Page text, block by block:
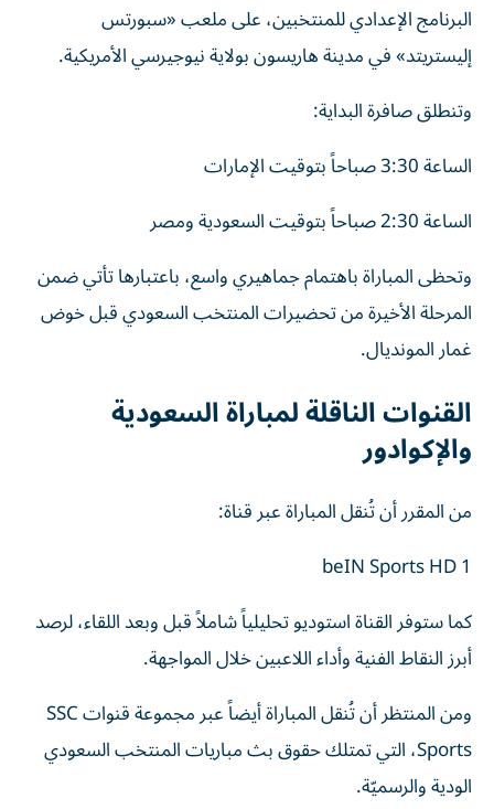
البرنامج الإعدادي للمنتخبين، على ملعب «سبورتس
إليستريتد» في مدينة هاريسون بولاية نيوجيرسي الأمريكية.
وتنطلق صافرة البداية:
الساعة 3:30 صباحاً بتوقيت الإمارات
الساعة 2:30 صباحاً بتوقيت السعودية ومصر
وتحظى المباراة باهتمام جماهيري واسع، باعتبارها تأتي ضمن
المرحلة الأخيرة من تحضيرات المنتخب السعودي قبل خوض
غمار المونديال.
القنوات الناقلة لمباراة السعودية
والإكوادور
من المقرر أن تُنقل المباراة عبر قناة:
beIN Sports HD 1
كما ستوفر القناة استوديو تحليلياً شاملاً قبل وبعد اللقاء، لرصد
أبرز النقاط الفنية وأداء اللاعبين خلال المواجهة.
ومن المنتظر أن تُنقل المباراة أيضاً عبر مجموعة قنوات SSC
Sports، التي تمتلك حقوق بث مباريات المنتخب السعودي
الودية والرسميّة.